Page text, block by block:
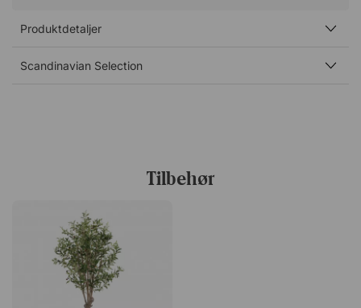
miljøer. Bemærk, at stoffet kan blive en smule lysere over
De bløde puder har aftageligt betræk, hvilket gør dem
nemme at rengøre og friske op efter behov. Det giver
både længere levetid og nem vedligeholdelse.
Produktdetaljer
Scandinavian Selection
Tilbehør